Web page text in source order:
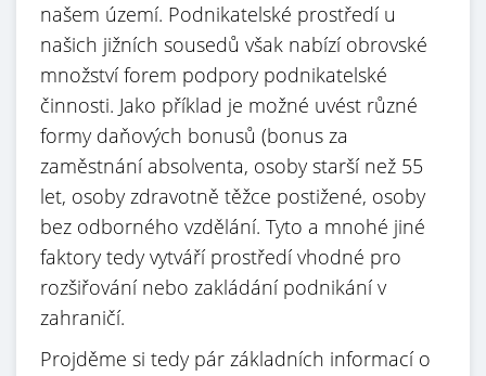
našem území. Podnikatelské prostředí u
našich jižních sousedů však nabízí obrovské
množství forem podpory podnikatelské
činnosti. Jako příklad je možné uvést různé
formy daňových bonusů (bonus za
zaměstnání absolventa, osoby starší než 55
let, osoby zdravotně těžce postižené, osoby
bez odborného vzdělání. Tyto a mnohé jiné
faktory tedy vytváří prostředí vhodné pro
rozšiřování nebo zakládání podnikání v
zahraničí.
Projděme si tedy pár základních informací o